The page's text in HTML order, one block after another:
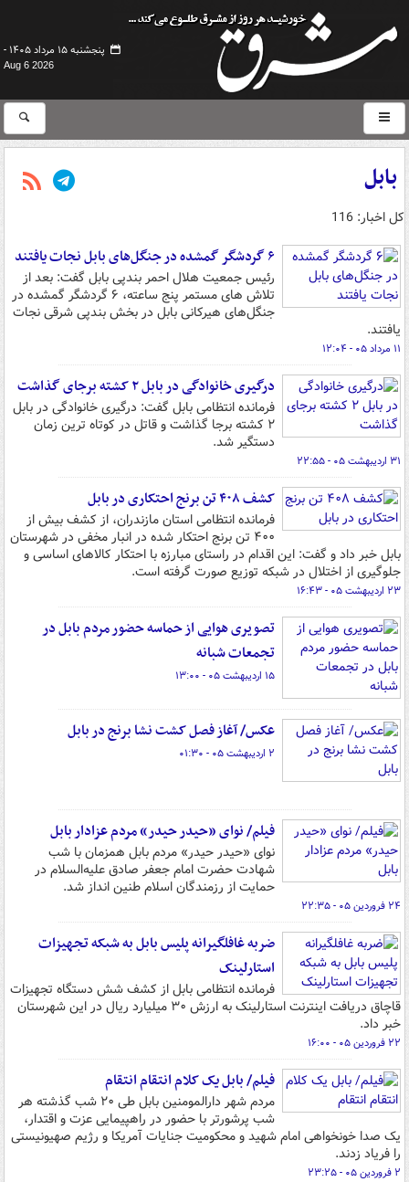
پنجشنبه ۱۵ مرداد ۱۴۰۵ -
Aug 6 2026
بابل
کل اخبار: 116
۶ گردشگر گمشده در جنگل‌های بابل نجات یافتند
رئیس جمعیت هلال احمر بندپی بابل گفت: بعد از
تلاش های مستمر پنج ساعته، ۶ گردشگر گمشده در
جنگل‌های هیرکانی بابل در بخش بندپی شرقی نجات
یافتند.
۱۱ مرداد ۰۵ - ۱۲:۰۴
درگیری خانوادگی در بابل ۲ کشته برجای گذاشت
فرمانده انتظامی بابل گفت: درگیری خانوادگی در بابل
۲ کشته برجا گذاشت و قاتل در کوتاه ترین زمان
دستگیر شد.
۳۱ اردیبهشت ۰۵ - ۲۲:۵۵
کشف ۴۰۸ تن برنج احتکاری در بابل
فرمانده انتظامی استان مازندران، از کشف بیش از
۴۰۰ تن برنج احتکار شده در انبار مخفی در شهرستان
بابل خبر داد و گفت: این اقدام در راستای مبارزه با احتکار کالاهای اساسی و
جلوگیری از اختلال در شبکه توزیع صورت گرفته است.
۲۳ اردیبهشت ۰۵ - ۱۶:۴۳
تصویری هوایی از حماسه حضور مردم بابل در
تجمعات شبانه
۱۵ اردیبهشت ۰۵ - ۱۳:۰۰
عکس/ آغاز فصل کشت نشا برنج در بابل
۲ اردیبهشت ۰۵ - ۰۱:۳۰
فیلم/ نوای «حیدر حیدر» مردم عزادار بابل
نوای «حیدر حیدر» مردم بابل همزمان با شب
شهادت حضرت امام جعفر صادق علیه‌السلام در
حمایت از رزمندگان اسلام طنین انداز شد.
۲۴ فروردین ۰۵ - ۲۲:۳۵
ضربه غافلگیرانه پلیس بابل به شبکه تجهیزات
استارلینک
فرمانده انتظامی بابل از کشف شش دستگاه تجهیزات
قاچاق دریافت اینترنت استارلینک به ارزش ۳۰ میلیارد ریال در این شهرستان
خبر داد.
۲۲ فروردین ۰۵ - ۱۶:۰۰
فیلم/ بابل یک کلام انتقام انتقام
مردم شهر دارالمومنین بابل طی ۲۰ شب گذشته هر
شب پرشورتر با حضور در راهپیمایی عزت و اقتدار،
یک صدا خونخواهی امام شهید و محکومیت جنایات آمریکا و رژیم صهیونیستی
را فریاد زدند.
۲ فروردین ۰۵ - ۲۳:۲۵